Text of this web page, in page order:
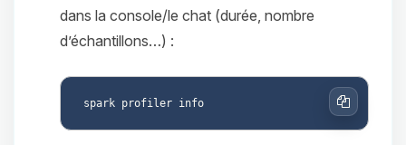
dans la console/le chat (durée, nombre
d’échantillons…) :
Copier